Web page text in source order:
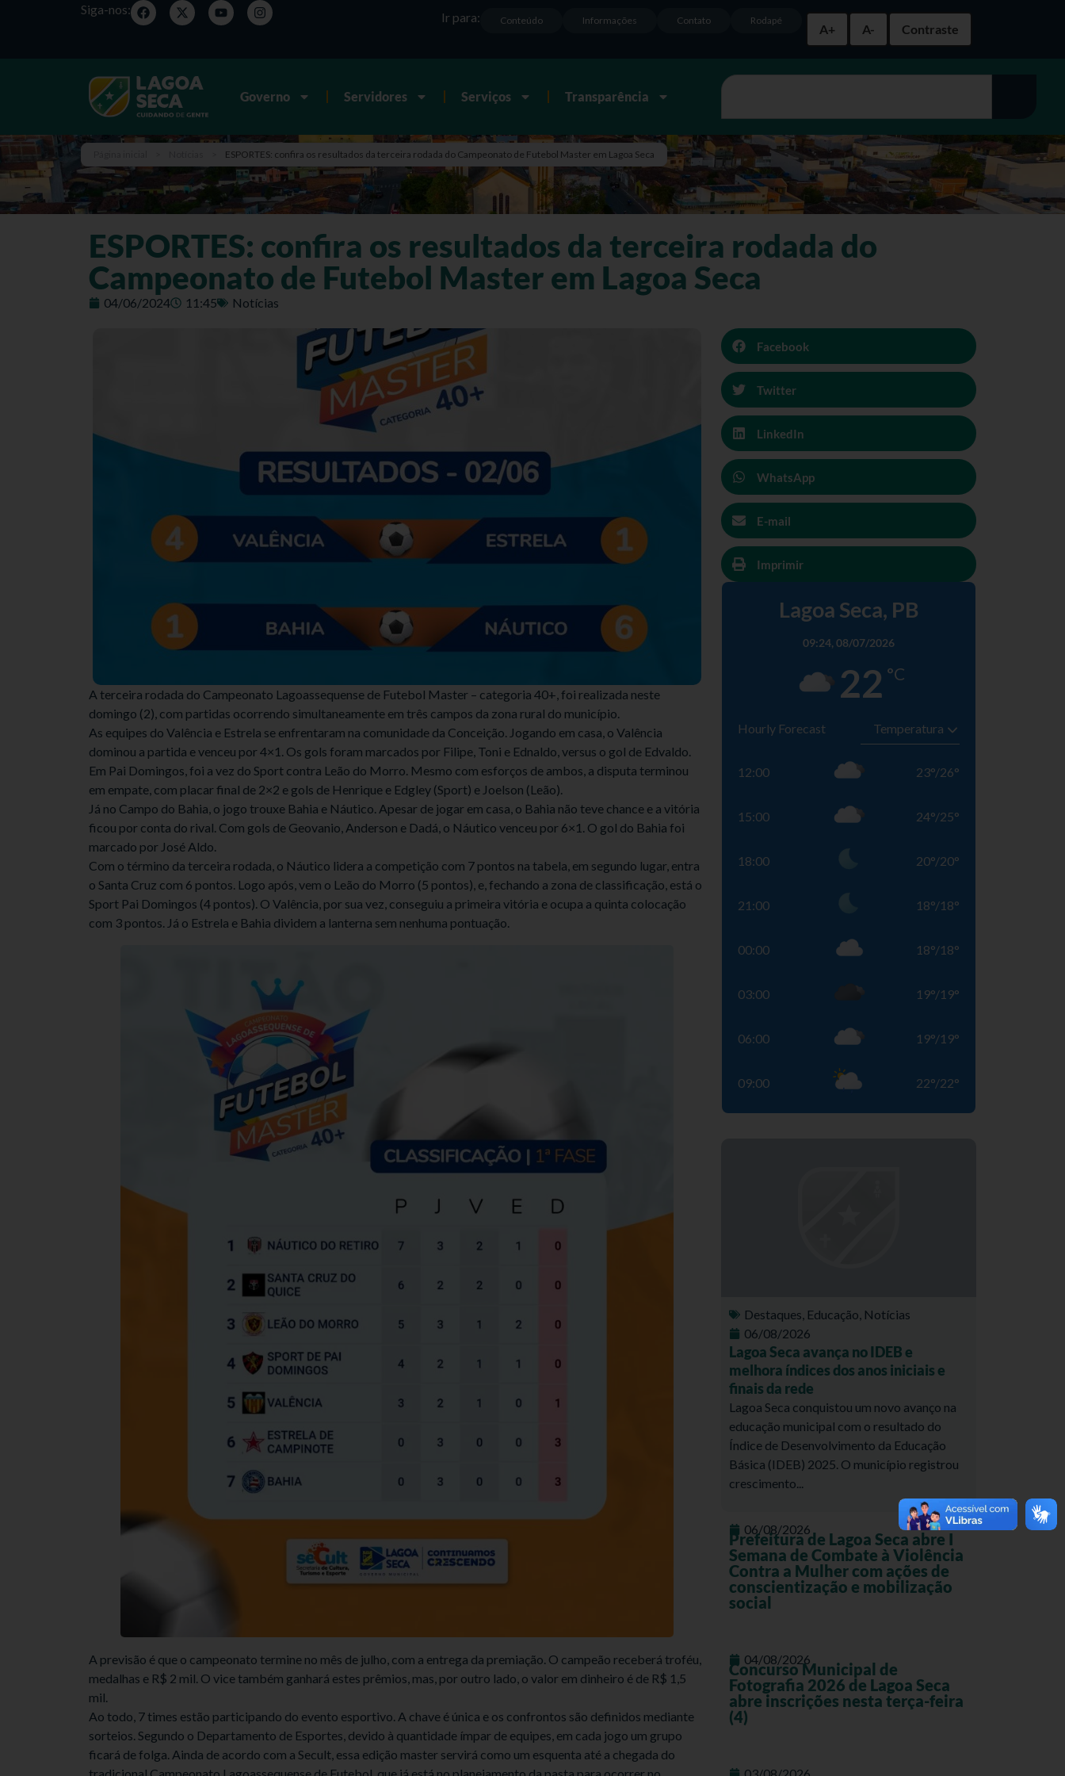
Siga-nos:
A+
A- Contraste
Rodapé
Contato
Informações
Conteúdo
Ir para:
Governo Servidores Serviços Transparência
ESPORTES: confira os resultados da terceira rodada do Campeonato de Futebol Master em Lagoa Seca
ESPORTES: confira os resultados da terceira rodada do
Campeonato de Futebol Master em Lagoa Seca
04/06/2024 11:45 Notícias
A terceira rodada do Campeonato Lagoassequense de Futebol Master – categoria 40+, foi realizada neste
domingo (2), com partidas ocorrendo simultaneamente em três campos da zona rural do município.
As equipes do Valência e Estrela se enfrentaram na comunidade da Conceição. Jogando em casa, o Valência
dominou a partida e venceu por 4×1. Os gols foram marcados por Filipe, Toni e Ednaldo, versus o gol de Edvaldo.
Em Pai Domingos, foi a vez do Sport contra Leão do Morro. Mesmo com esforços de ambos, a disputa terminou
em empate, com placar final de 2×2 e gols de Henrique e Edgley (Sport) e Joelson (Leão).
Já no Campo do Bahia, o jogo trouxe Bahia e Náutico. Apesar de jogar em casa, o Bahia não teve chance e a vitória
ficou por conta do rival. Com gols de Geovanio, Anderson e Dadá, o Náutico venceu por 6×1. O gol do Bahia foi
marcado por José Aldo.
Com o término da terceira rodada, o Náutico lidera a competição com 7 pontos na tabela, em segundo lugar, entra
o Santa Cruz com 6 pontos. Logo após, vem o Leão do Morro (5 pontos), e, fechando a zona de classificação, está o
Sport Pai Domingos (4 pontos). O Valência, por sua vez, conseguiu a primeira vitória e ocupa a quinta colocação
com 3 pontos. Já o Estrela e Bahia dividem a lanterna sem nenhuma pontuação.
A previsão é que o campeonato termine no mês de julho, com a entrega da premiação. O campeão receberá troféu,
medalhas e R$ 2 mil. O vice também ganhará estes prêmios, mas, por outro lado, o valor em dinheiro é de R$ 1,5
mil.
Ao todo, 7 times estão participando do evento esportivo. A chave é única e os confrontos são definidos mediante
sorteios. Segundo o Departamento de Esportes, devido à quantidade ímpar de equipes, em cada jogo um grupo
ficará de folga. Ainda de acordo com a Secult, essa edição master servirá como um esquenta até a chegada do
Facebook
Twitter
LinkedIn
WhatsApp
E-mail
Imprimir
Lagoa Seca, PB
09:24, 08/07/2026
22 °C
Hourly Forecast
12:00 23°/26°
15:00 24°/25°
18:00 20°/20°
21:00 18°/18°
00:00 18°/18°
03:00 19°/19°
06:00 19°/19°
09:00 22°/22°
Destaques, Educação, Notícias
06/08/2026
Lagoa Seca avança no IDEB e
melhora índices dos anos iniciais e
finais da rede
Lagoa Seca conquistou um novo avanço na
educação municipal com o resultado do
Índice de Desenvolvimento da Educação
Básica (IDEB) 2025. O município registrou
crescimento...
06/08/2026
Prefeitura de Lagoa Seca abre I
Semana de Combate à Violência
Contra a Mulher com ações de
conscientização e mobilização
social
04/08/2026
Concurso Municipal de
Fotografia 2026 de Lagoa Seca
abre inscrições nesta terça-feira
(4)